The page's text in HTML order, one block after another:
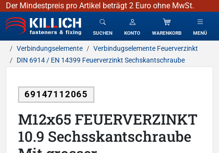
Der Mindestpreis pro Artikel beträgt 2 Euro ohne MwSt.
KILLICH - Verbindungselemente
SUCHEN KONTO WARENKORB MENÜ
Verbindungselemente
Verbindugselemente Feuerverzinkt
DIN 6914 / EN 14399 Feuerverzinkt Sechskantschraube
69147112065
M12x65 FEUERVERZINKT
10.9 Sechsskantschraube